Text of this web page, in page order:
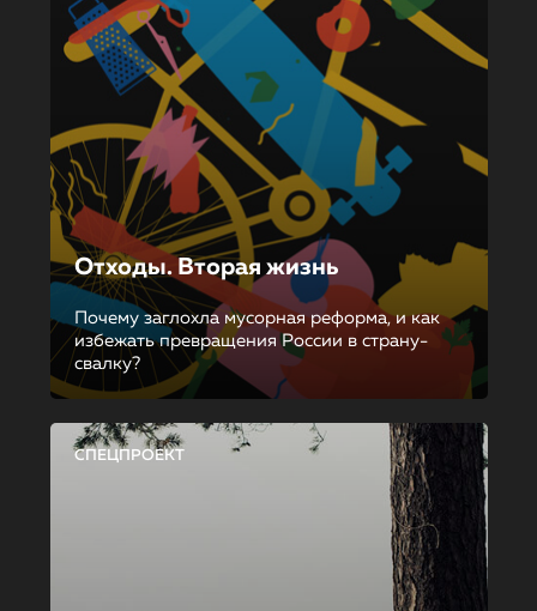
Отходы. Вторая жизнь
Почему заглохла мусорная реформа, и как
избежать превращения России в страну-
свалку?
СПЕЦПРОЕКТ